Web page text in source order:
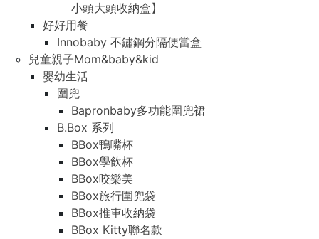
小頭大頭收納盒】
好好用餐
Innobaby 不鏽鋼分隔便當盒
兒童親子Mom&baby&kid
嬰幼生活
圍兜
Bapronbaby多功能圍兜裙
B.Box 系列
BBox鴨嘴杯
BBox學飲杯
BBox咬樂美
BBox旅行圍兜袋
BBox推車收納袋
BBox Kitty聯名款